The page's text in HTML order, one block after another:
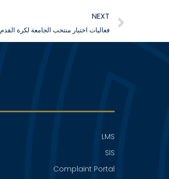
NEXT
فعاليات اختيار منتخب الجامعة لكرة القدم
LMS
SIS
Complaint Portal